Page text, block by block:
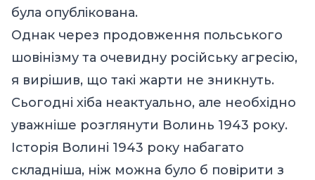
була опублікована.
Однак через продовження польського
шовінізму та очевидну російську агресію,
я вирішив, що такі жарти не зникнуть.
Сьогодні хіба неактуально, але необхідно
уважніше розглянути Волинь 1943 року.
Історія Волині 1943 року набагато
складніша, ніж можна було б повірити з